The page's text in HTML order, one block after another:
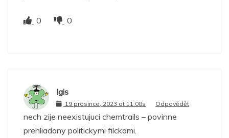
0 0
Igis
19 prosince, 2023 at 11:08s Odpovědět
nech zije neexistujuci chemtrails – povinne
prehliadany politickymi filckami.